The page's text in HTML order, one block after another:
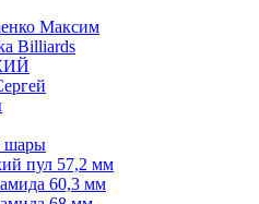
Максим
Billiards
шары
пул 57,2 мм
60,3 мм